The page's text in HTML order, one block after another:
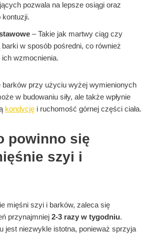
pozwala na lepsze osiągi oraz
– Takie jak martwy ciąg czy
w sposób pośredni, co również
wzmocnienia.
barków przy użyciu wyżej wymienionych
w budowaniu siły, ale także wpłynie
kondycję i ruchomość górnej części ciała.
powinno się
szyi i
mięśni szyi i barków, zaleca się
przynajmniej 2-3 razy w tygodniu.
jest niezwykle istotna, ponieważ sprzyja